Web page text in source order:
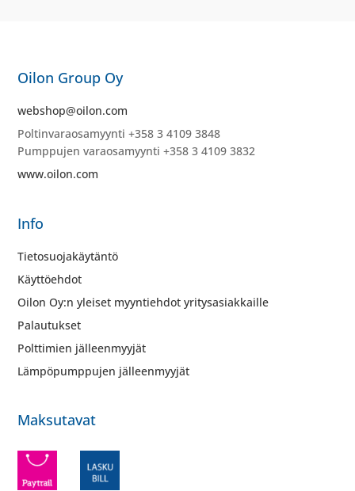
Oilon Group Oy
webshop@oilon.com
Poltinvaraosamyynti +358 3 4109 3848
Pumppujen varaosamyynti +358 3 4109 3832
www.oilon.com
Info
Tietosuojakäytäntö
Käyttöehdot
Oilon Oy:n yleiset myyntiehdot yritysasiakkaille
Palautukset
Polttimien jälleenmyyjät
Lämpöpumppujen jälleenmyyjät
Maksutavat